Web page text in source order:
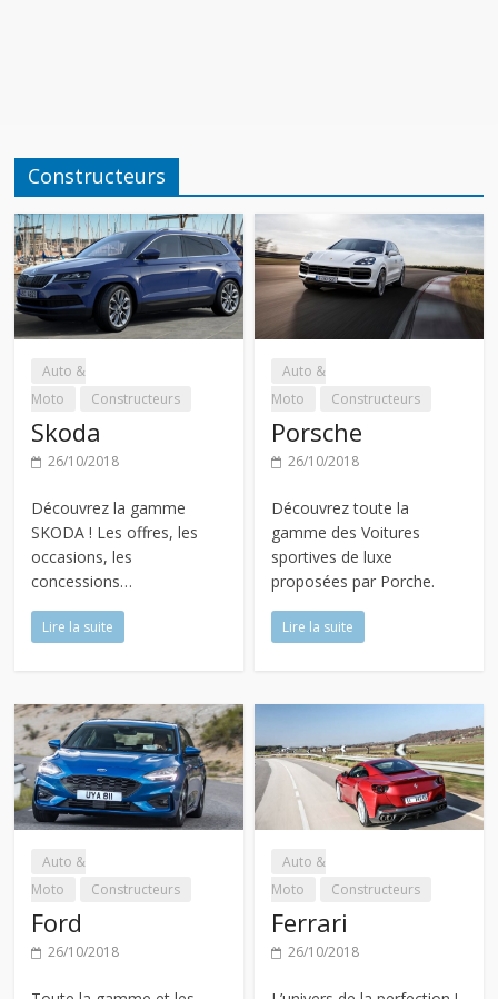
Constructeurs
Auto &
Moto
Constructeurs
Skoda
26/10/2018
Découvrez la gamme
SKODA ! Les offres, les
occasions, les
concessions…
Lire la suite
Auto &
Moto
Constructeurs
Porsche
26/10/2018
Découvrez toute la
gamme des Voitures
sportives de luxe
proposées par Porche.
Lire la suite
Auto &
Moto
Constructeurs
Ford
26/10/2018
Auto &
Moto
Constructeurs
Ferrari
26/10/2018